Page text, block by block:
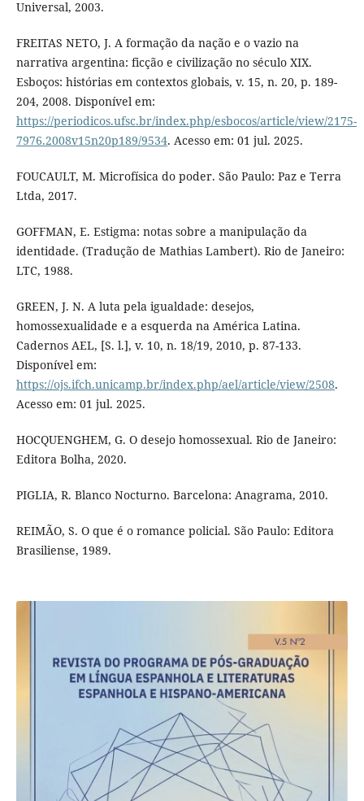
Universal, 2003.
FREITAS NETO, J. A formação da nação e o vazio na
narrativa argentina: ficção e civilização no século XIX.
Esboços: histórias em contextos globais, v. 15, n. 20, p. 189-
204, 2008. Disponível em:
https://periodicos.ufsc.br/index.php/esbocos/article/view/2175-
7976.2008v15n20p189/9534. Acesso em: 01 jul. 2025.
FOUCAULT, M. Microfísica do poder. São Paulo: Paz e Terra
Ltda, 2017.
GOFFMAN, E. Estigma: notas sobre a manipulação da
identidade. (Tradução de Mathias Lambert). Rio de Janeiro:
LTC, 1988.
GREEN, J. N. A luta pela igualdade: desejos,
homossexualidade e a esquerda na América Latina.
Cadernos AEL, [S. l.], v. 10, n. 18/19, 2010, p. 87-133.
Disponível em:
https://ojs.ifch.unicamp.br/index.php/ael/article/view/2508.
Acesso em: 01 jul. 2025.
HOCQUENGHEM, G. O desejo homossexual. Rio de Janeiro:
Editora Bolha, 2020.
PIGLIA, R. Blanco Nocturno. Barcelona: Anagrama, 2010.
REIMÃO, S. O que é o romance policial. São Paulo: Editora
Brasiliense, 1989.